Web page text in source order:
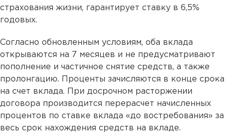
страхования жизни, гарантирует ставку в 6,5%
годовых.
Согласно обновленным условиям, оба вклада
открываются на 7 месяцев и не предусматривают
пополнение и частичное снятие средств, а также
пролонгацию. Проценты зачисляются в конце срока
на счет вклада. При досрочном расторжении
договора производится перерасчет начисленных
процентов по ставке вклада «до востребования» за
весь срок нахождения средств на вкладе.